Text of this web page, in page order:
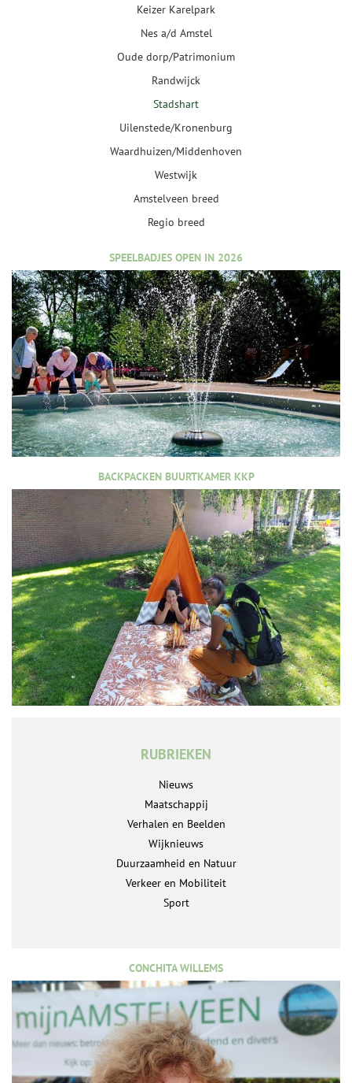
Keizer Karelpark
Nes a/d Amstel
Oude dorp/Patrimonium
Randwijck
Stadshart
Uilenstede/Kronenburg
Waardhuizen/Middenhoven
Westwijk
Amstelveen breed
Regio breed
SPEELBADJES OPEN IN 2026
BACKPACKEN BUURTKAMER KKP
RUBRIEKEN
Nieuws
Maatschappij
Verhalen en Beelden
Wijknieuws
Duurzaamheid en Natuur
Verkeer en Mobiliteit
Sport
CONCHITA WILLEMS